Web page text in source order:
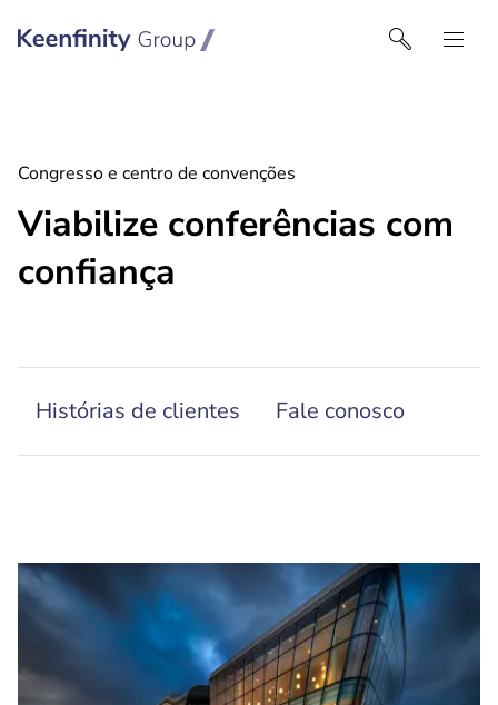
Keenfinity Group I Portugal
Congresso e centro de convenções
Viabilize conferências com
confiança
Histórias de clientes Fale conosco